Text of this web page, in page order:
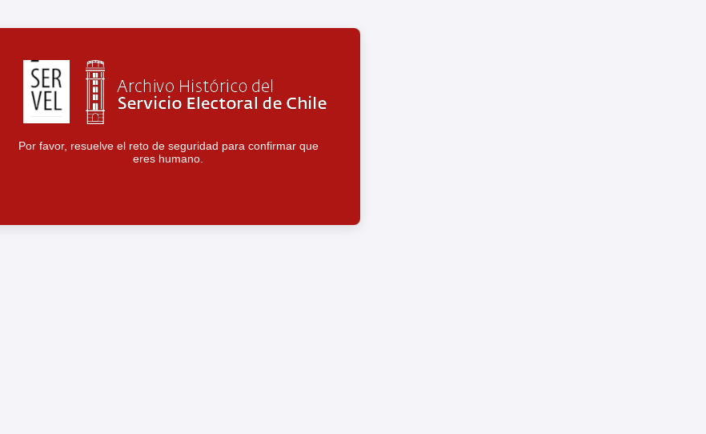
Por favor, resuelve el reto de seguridad para confirmar que
eres humano.